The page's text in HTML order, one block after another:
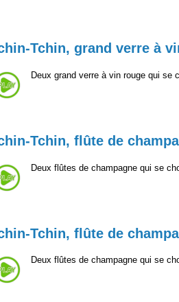
Tchin, grand verre à
Deux grand verre à vin rouge qui se
Tchin, flûte de
Deux flûtes de champagne qui se
Tchin, flûte de
Deux flûtes de champagne qui se